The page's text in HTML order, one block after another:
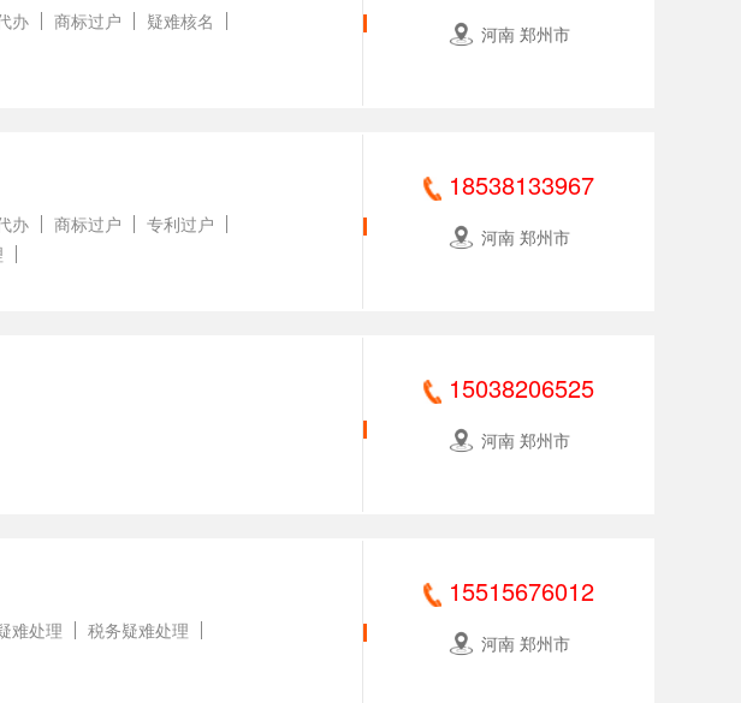
办 商标过户
疑难核名
河南 郑州市
办 商标过户
专利过户
18538133967
河南 郑州市
15038206525
河南 郑州市
难处理 税务疑难处理
15515676012
河南 郑州市